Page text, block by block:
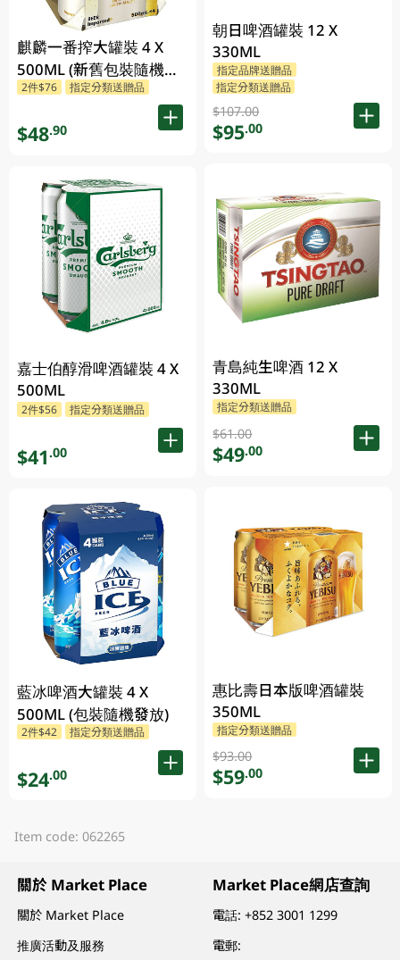
麒麟一番搾大罐裝 4 X
500ML (新舊包裝隨機發
貨)
2件$76 指定分類送贈品
$48.90
嘉士伯醇滑啤酒罐裝 4 X
500ML
2件$56 指定分類送贈品
$41.00
藍冰啤酒大罐裝 4 X
500ML (包裝隨機發放)
2件$42 指定分類送贈品
$24.00
朝日啤酒罐裝 12 X
330ML
指定品牌送贈品
指定分類送贈品
$107.00
$95.00
青島純生啤酒 12 X
330ML
指定分類送贈品
$61.00
$49.00
惠比壽日本版啤酒罐裝
350ML
指定分類送贈品
$93.00
$59.00
Item code: 062265
關於 Market Place
關於 Market Place
推廣活動及服務
Market Place網店查詢
電話:+852 3001 1299
電郵: